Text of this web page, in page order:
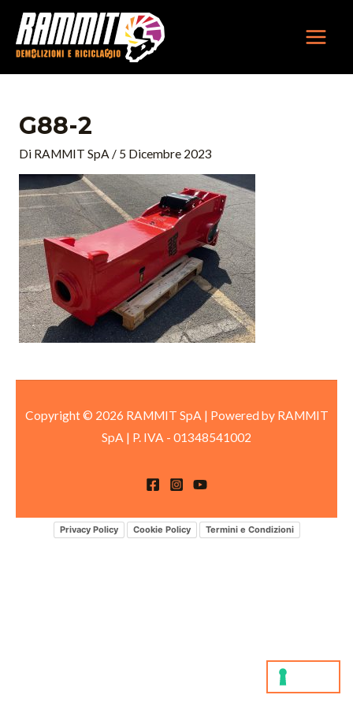
contenuto
G88-2
Di RAMMIT SpA / 5 Dicembre 2023
Copyright © 2026 RAMMIT SpA | Powered by RAMMIT
SpA | P. IVA - 01348541002
Privacy Policy Cookie Policy Termini e Condizioni